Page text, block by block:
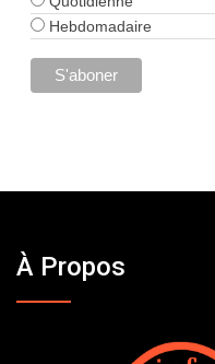
Hebdomadaire
À Propos